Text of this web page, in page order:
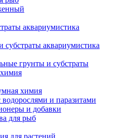
аквариумистика
субстраты аквариумистика
грунты и субстраты
химия
водорослями и паразитами
и добавки
для рыб
для растений